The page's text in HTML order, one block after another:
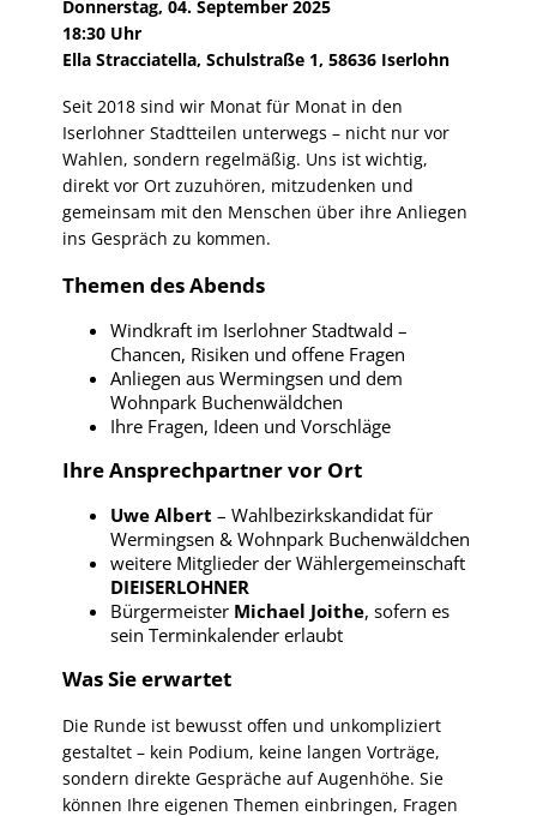
Donnerstag, 04. September 2025
18:30 Uhr
Ella Stracciatella, Schulstraße 1, 58636 Iserlohn
Seit 2018 sind wir Monat für Monat in den
Iserlohner Stadtteilen unterwegs – nicht nur vor
Wahlen, sondern regelmäßig. Uns ist wichtig,
direkt vor Ort zuzuhören, mitzudenken und
gemeinsam mit den Menschen über ihre Anliegen
ins Gespräch zu kommen.
Themen des Abends
Windkraft im Iserlohner Stadtwald –
Chancen, Risiken und offene Fragen
Anliegen aus Wermingsen und dem
Wohnpark Buchenwäldchen
Ihre Fragen, Ideen und Vorschläge
Ihre Ansprechpartner vor Ort
Uwe Albert – Wahlbezirkskandidat für
Wermingsen & Wohnpark Buchenwäldchen
weitere Mitglieder der Wählergemeinschaft
DIEISERLOHNER
Bürgermeister Michael Joithe, sofern es
sein Terminkalender erlaubt
Was Sie erwartet
Die Runde ist bewusst offen und unkompliziert
gestaltet – kein Podium, keine langen Vorträge,
sondern direkte Gespräche auf Augenhöhe. Sie
können Ihre eigenen Themen einbringen, Fragen